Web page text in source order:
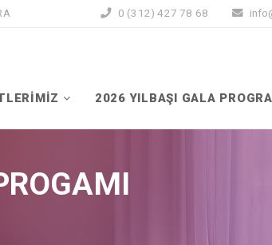
0 (312) 427 78 68
2026 YILBAŞI GALA